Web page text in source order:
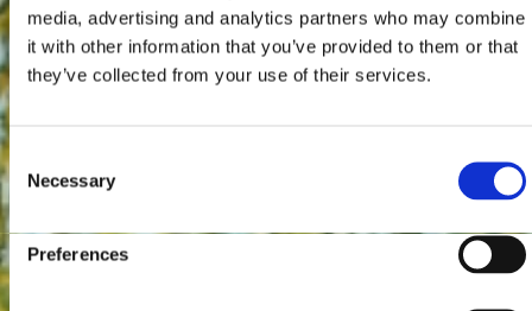
media, advertising and analytics partners who may combine
it with other information that you’ve provided to them or that
they’ve collected from your use of their services.
Consent
Selection
Necessary
Preferences